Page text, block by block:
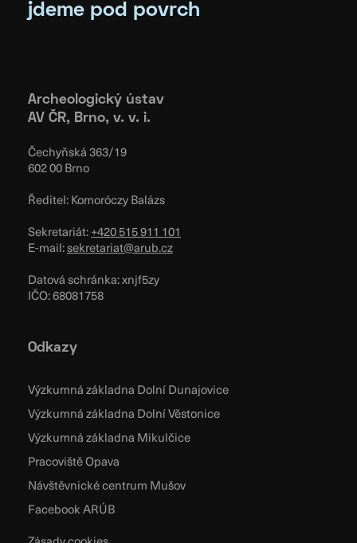
jdeme pod povrch
Archeologický ústav
AV ČR, Brno, v. v. i.
Čechyňská 363/19
602 00 Brno
Ředitel: Komoróczy Balázs
Sekretariát:+420 515 911 101
E-mail:sekretariat@arub.cz
Datová schránka: xnjf5zy
IČO: 68081758
Odkazy
Výzkumná základna Dolní Dunajovice
Výzkumná základna Dolní Věstonice
Výzkumná základna Mikulčice
Pracoviště Opava
Návštěvnické centrum Mušov
Facebook ARÚB